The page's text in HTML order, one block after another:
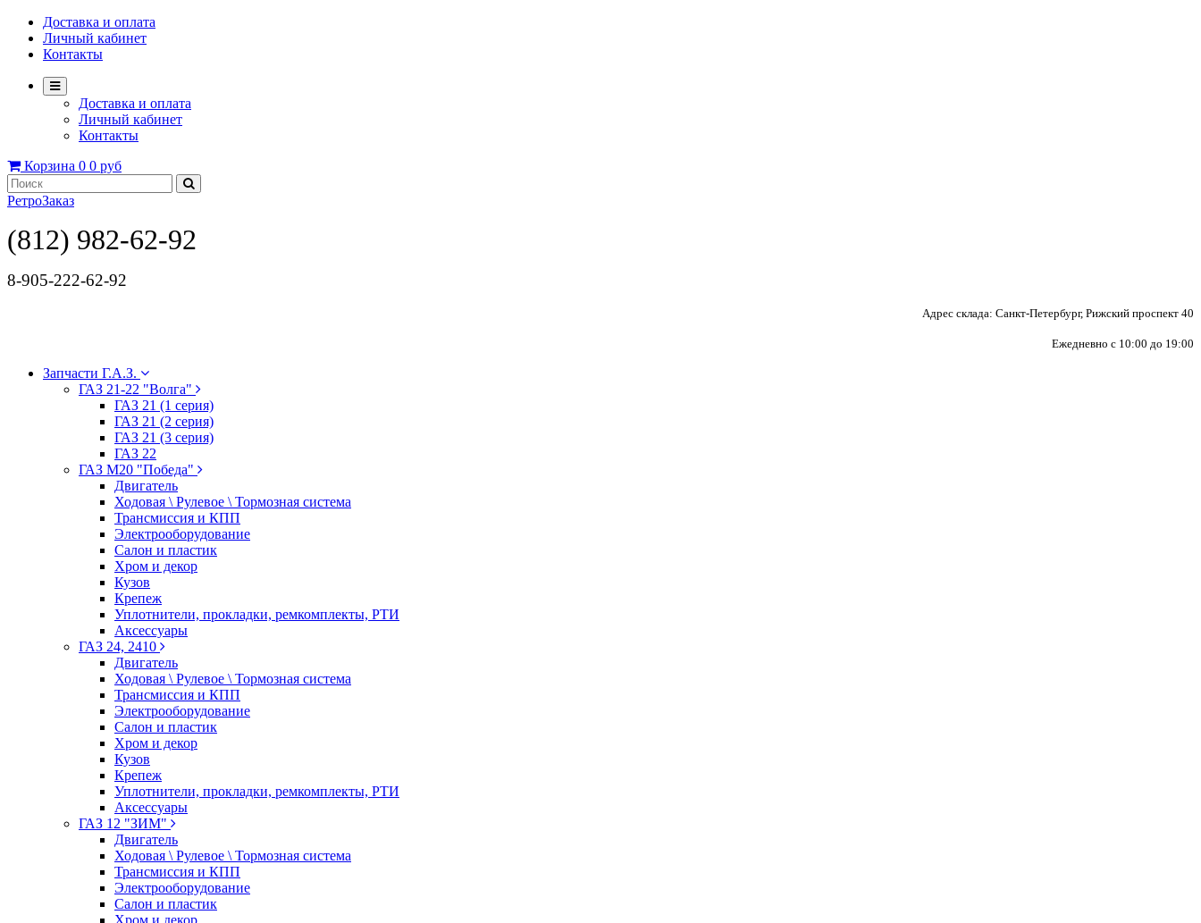
Доставка и оплата
Личный кабинет
Контакты
Доставка и оплата
Личный кабинет
Контакты
Корзина 0 0 руб
РетроЗаказ
(812) 982-62-92
8-905-222-62-92
Адрес склада: Санкт-Петербург, Рижский проспект 40
Ежедневно с 10:00 до 19:00
Запчасти Г.А.З.
ГАЗ 21-22 "Волга"
ГАЗ 21 (1 серия)
ГАЗ 21 (2 серия)
ГАЗ 21 (3 серия)
ГАЗ 22
ГАЗ М20 "Победа"
Двигатель
Ходовая \ Рулевое \ Тормозная система
Трансмиссия и КПП
Электрооборудование
Салон и пластик
Хром и декор
Кузов
Крепеж
Уплотнители, прокладки, ремкомплекты, РТИ
Аксессуары
ГАЗ 24, 2410
Двигатель
Ходовая \ Рулевое \ Тормозная система
Трансмиссия и КПП
Электрооборудование
Салон и пластик
Хром и декор
Кузов
Крепеж
Уплотнители, прокладки, ремкомплекты, РТИ
Аксессуары
ГАЗ 12 "ЗИМ"
Двигатель
Ходовая \ Рулевое \ Тормозная система
Трансмиссия и КПП
Электрооборудование
Салон и пластик
Хром и декор